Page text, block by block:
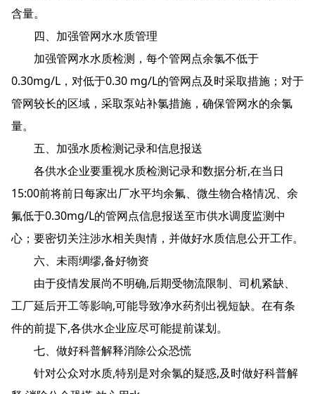
含量。
四、加强管网水水质管理
加强管网水水质检测，每个管网点余氯不低于
0.30mg/L，对低于0.30 mg/L的管网点及时采取措施；对于
管网较长的区域，采取泵站补氯措施，确保管网水的余氯
量。
五、加强水质检测记录和信息报送
各供水企业要重视水质检测记录和数据分析,在当日
15:00前将前日每家出厂水平均余氟、微生物合格情况、余
氟低于0.30mg/L的管网点信息报送至市供水调度监测中
心；要密切关注涉水相关舆情，并做好水质信息公开工作。
六、未雨绸缪,备好物资
由于疫情发展尚不明确,后期受物流限制、司机紧缺、
工厂延后开工等影响,可能导致净水药剂出视短缺。在有条
件的前提下,各供水企业应尽可能提前谋划。
七、做好科普解释消除公众恐慌
针对公众对水质,特别是对余氯的疑惑,及时做好科普解